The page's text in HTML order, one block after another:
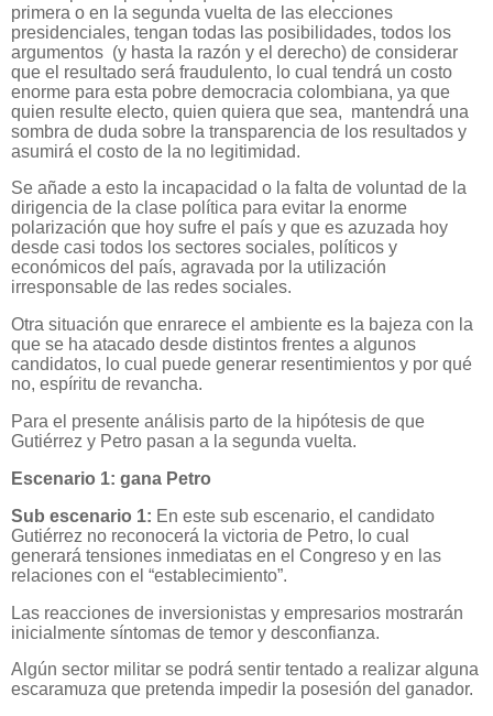
primera o en la segunda vuelta de las elecciones
presidenciales, tengan todas las posibilidades, todos los
argumentos (y hasta la razón y el derecho) de considerar
que el resultado será fraudulento, lo cual tendrá un costo
enorme para esta pobre democracia colombiana, ya que
quien resulte electo, quien quiera que sea, mantendrá una
sombra de duda sobre la transparencia de los resultados y
asumirá el costo de la no legitimidad.
Se añade a esto la incapacidad o la falta de voluntad de la
dirigencia de la clase política para evitar la enorme
polarización que hoy sufre el país y que es azuzada hoy
desde casi todos los sectores sociales, políticos y
económicos del país, agravada por la utilización
irresponsable de las redes sociales.
Otra situación que enrarece el ambiente es la bajeza con la
que se ha atacado desde distintos frentes a algunos
candidatos, lo cual puede generar resentimientos y por qué
no, espíritu de revancha.
Para el presente análisis parto de la hipótesis de que
Gutiérrez y Petro pasan a la segunda vuelta.
Escenario 1: gana Petro
Sub escenario 1: En este sub escenario, el candidato
Gutiérrez no reconocerá la victoria de Petro, lo cual
generará tensiones inmediatas en el Congreso y en las
relaciones con el “establecimiento”.
Las reacciones de inversionistas y empresarios mostrarán
inicialmente síntomas de temor y desconfianza.
Algún sector militar se podrá sentir tentado a realizar alguna
escaramuza que pretenda impedir la posesión del ganador.